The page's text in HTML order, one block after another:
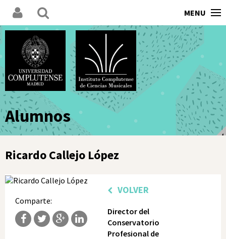
MENU
Alumnos
Ricardo Callejo López
Comparte:
VOLVER
Director del
Conservatorio
Profesional de